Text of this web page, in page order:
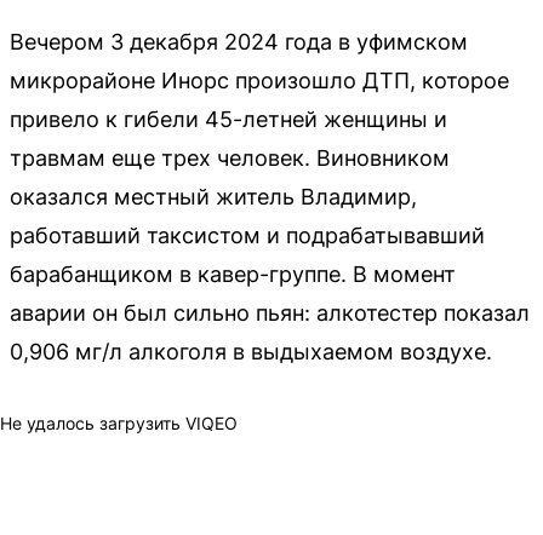
Вечером 3 декабря 2024 года в уфимском
микрорайоне Инорс произошло ДТП, которое
привело к гибели 45-летней женщины и
травмам еще трех человек. Виновником
оказался местный житель Владимир,
работавший таксистом и подрабатывавший
барабанщиком в кавер-группе. В момент
аварии он был сильно пьян: алкотестер показал
0,906 мг/л алкоголя в выдыхаемом воздухе.
Не удалось загрузить VIQEO